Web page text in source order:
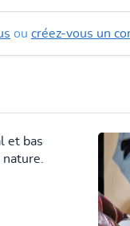
ou créez-vous un
et bas